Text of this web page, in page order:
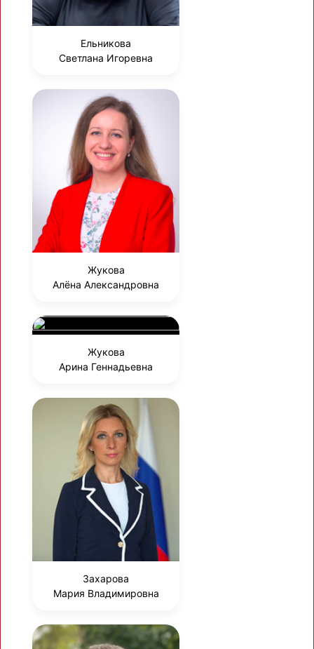
Ельникова
Светлана Игоревна
Жукова
Алёна Александровна
Жукова
Арина Геннадьевна
Захарова
Мария Владимировна